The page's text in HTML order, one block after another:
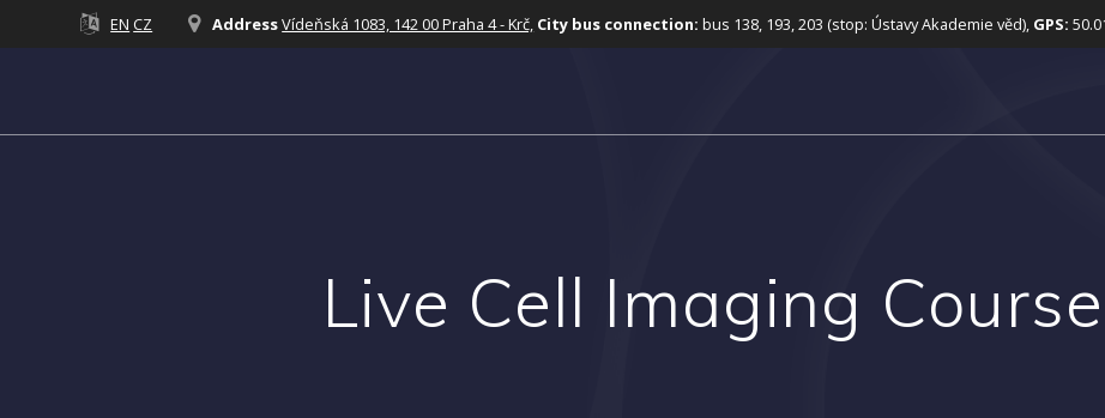
Přeskočit
na
EN CZ AddressVídeňská 1083, 142 00 Praha 4 - Krč, City bus connection: bus 138, 193, 203 (stop: Ústavy Akademie věd), GPS:
Live Cell Imaging